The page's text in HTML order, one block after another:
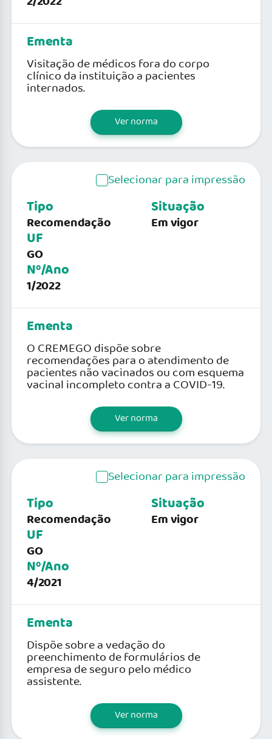
Ementa
Visitação de médicos fora do corpo
clínico da instituição a pacientes
internados.
Ver norma
Selecionar para impressão
Tipo
Recomendação
UF
GO
Nº/Ano
1/2022
Situação
Em vigor
Ementa
O CREMEGO dispõe sobre
recomendações para o atendimento de
pacientes não vacinados ou com esquema
vacinal incompleto contra a COVID-19.
Ver norma
Selecionar para impressão
Tipo
Recomendação
UF
GO
Nº/Ano
4/2021
Situação
Em vigor
Ementa
Dispõe sobre a vedação do
preenchimento de formulários de
empresa de seguro pelo médico
assistente.
Ver norma